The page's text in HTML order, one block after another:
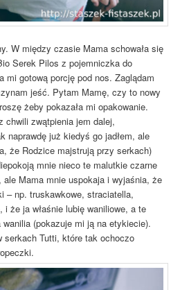
W między czasie Mama schowała się
Serek Pilos z pojemniczka do
mi gotową porcję pod nos. Zaglądam
jeść. Pytam Mamę, czy to nowy
żeby pokazała mi opakowanie.
chwili zwątpienia jem dalej,
naprawdę już kiedyś go jadłem, ale
że Rodzice majstrują przy serkach)
mnie nieco te malutkie czarne
Mama mnie uspokaja i wyjaśnia, że
– np. truskawkowe, straciatella,
i że ja właśnie lubię waniliowe, a te
(pokazuje mi ją na etykiecie).
serkach Tutti, które tak ochoczo